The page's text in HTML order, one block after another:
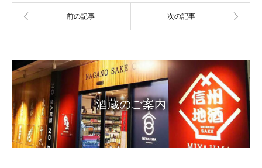
酒蔵のご案内